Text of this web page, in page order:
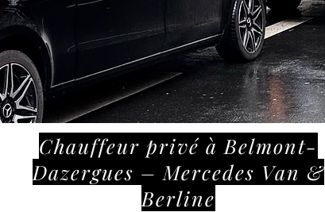
Chauffeur privé à Belmont-
Dazergues – Mercedes Van &
Berline